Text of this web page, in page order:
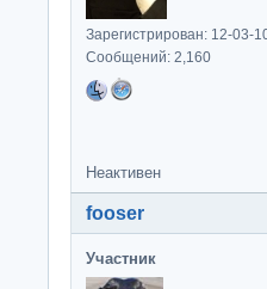
Зарегистрирован: 12-03-
Сообщений: 2,160
Неактивен
fooser
Участник